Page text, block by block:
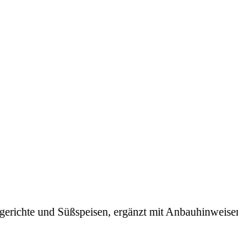
und Süßspeisen, ergänzt mit